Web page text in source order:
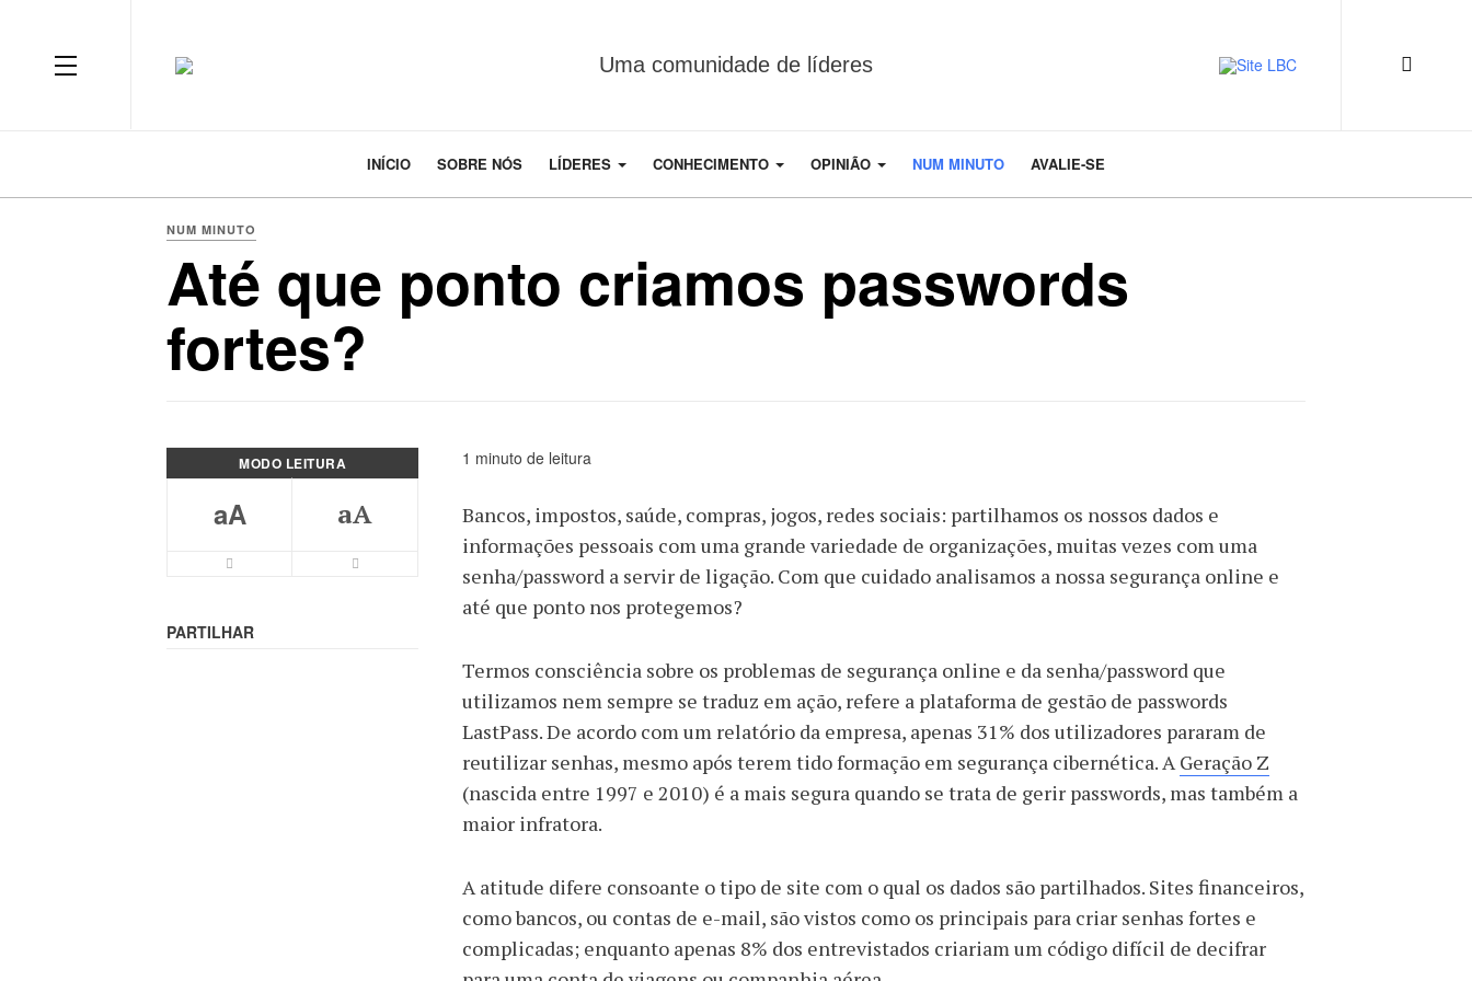
Uma comunidade de líderes
INÍCIO SOBRE NÓS LÍDERES CONHECIMENTO OPINIÃO NUM MINUTO AVALIE-SE
NUM MINUTO
Até que ponto criamos passwords
fortes?
MODO LEITURA
aA aA
PARTILHAR
1 minuto de leitura
Bancos, impostos, saúde, compras, jogos, redes sociais: partilhamos os nossos dados e
informações pessoais com uma grande variedade de organizações, muitas vezes com uma
senha/password a servir de ligação. Com que cuidado analisamos a nossa segurança online e
até que ponto nos protegemos?
Termos consciência sobre os problemas de segurança online e da senha/password que
utilizamos nem sempre se traduz em ação, refere a plataforma de gestão de passwords
LastPass. De acordo com um relatório da empresa, apenas 31% dos utilizadores pararam de
reutilizar senhas, mesmo após terem tido formação em segurança cibernética. AGeração Z
(nascida entre 1997 e 2010) é a mais segura quando se trata de gerir passwords, mas também a
maior infratora.
A atitude difere consoante o tipo de site com o qual os dados são partilhados. Sites financeiros,
como bancos, ou contas de e-mail, são vistos como os principais para criar senhas fortes e
complicadas; enquanto apenas 8% dos entrevistados criariam um código difícil de decifrar